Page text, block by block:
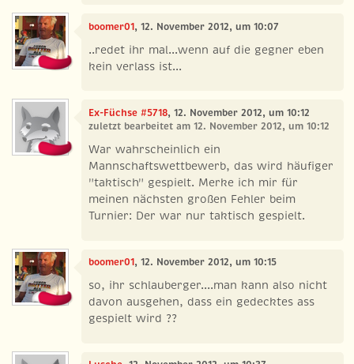
boomer01, 12. November 2012, um 10:07
..redet ihr mal...wenn auf die gegner eben
kein verlass ist...
Ex-Füchse #5718, 12. November 2012, um 10:12
zuletzt bearbeitet am 12. November 2012, um 10:12
War wahrscheinlich ein
Mannschaftswettbewerb, das wird häufiger
"taktisch" gespielt. Merke ich mir für
meinen nächsten großen Fehler beim
Turnier: Der war nur taktisch gespielt.
boomer01, 12. November 2012, um 10:15
so, ihr schlauberger....man kann also nicht
davon ausgehen, dass ein gedecktes ass
gespielt wird ??